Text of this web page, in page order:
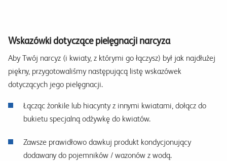
Wskazówki dotyczące pielęgnacji narcyza
Aby Twój narcyz (i kwiaty, z którymi go łączysz) był jak najdłużej
piękny, przygotowaliśmy następującą listę wskazówek
dotyczących jego pielęgnacji.
Łącząc żonkile lub hiacynty z innymi kwiatami, dołącz do
bukietu specjalną odżywkę do kwiatów.
Zawsze prawidłowo dawkuj produkt kondycjonujący
dodawany do pojemników / wazonów z wodą.